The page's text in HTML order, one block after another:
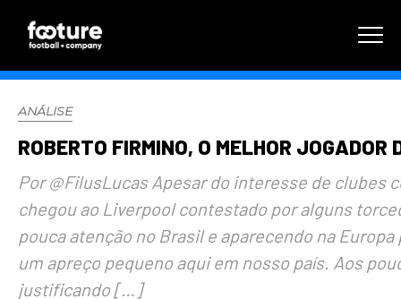
ANÁLISE
ROBERTO FIRMINO, O MELHOR
Por @FilusLucas Apesar do interesse de clubes
chegou ao Liverpool contestado por alguns
pouca atenção no Brasil e aparecendo na
um apreço pequeno aqui em nosso país. Aos
justificando […]